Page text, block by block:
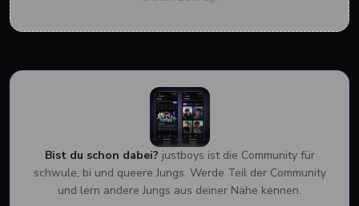
Bist du schon dabei? justboys ist die Community für
schwule, bi und queere Jungs. Werde Teil der Community
und lern andere Jungs aus deiner Nähe kennen.